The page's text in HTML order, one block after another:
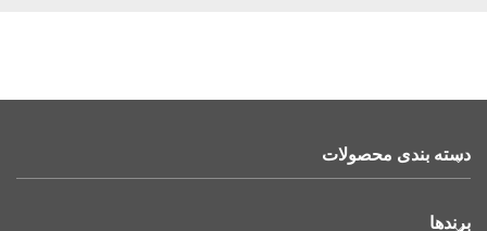
دسته بندی محصولات
برندها